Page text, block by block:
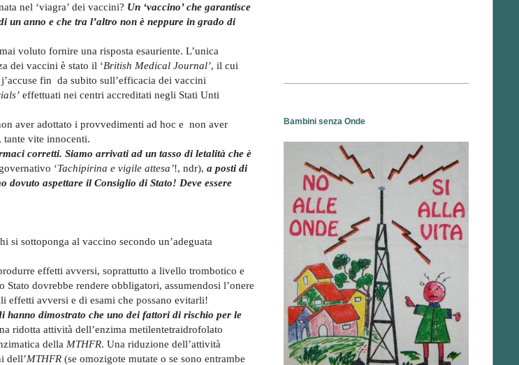
nel ‘viagra’ dei vaccini? Un ‘vaccino’ che garantisce
un anno e che tra l’altro non è neppure in grado di
voluto fornire una risposta esauriente. L’unica
dei vaccini è stato il ‘British Medical Journal’, il cui
fin da subito sull’efficacia dei vaccini
effettuati nei centri accreditati negli Stati Unti
aver adottato i provvedimenti ad hoc e non aver
tante vite innocenti.
corretti. Siamo arrivati ad un tasso di letalità che è
‘Tachipirina e vigile attesa’!, ndr), a posti di
aspettare il Consiglio di Stato! Deve essere
si sottoponga al vaccino secondo un’adeguata
effetti avversi, soprattutto a livello trombotico e
dovrebbe rendere obbligatori, assumendosi l’onere
effetti avversi e di esami che possano evitarli!
hanno dimostrato che uno dei fattori di rischio per le
ridotta attività dell’enzima metilentetraidrofolato
della MTHFR. Una riduzione dell’attività
dell’MTHFR (se omozigote mutate o se sono entrambe
Bambini senza Onde